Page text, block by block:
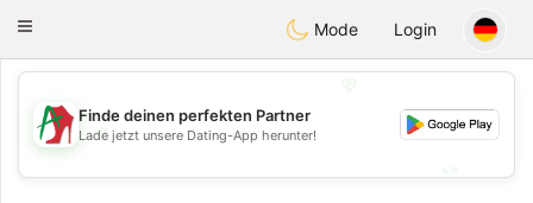
AmamiOra
Toggle
Mode Login
💖
💕
Finde deinen perfekten Partner
Lade jetzt unsere Dating-App herunter!